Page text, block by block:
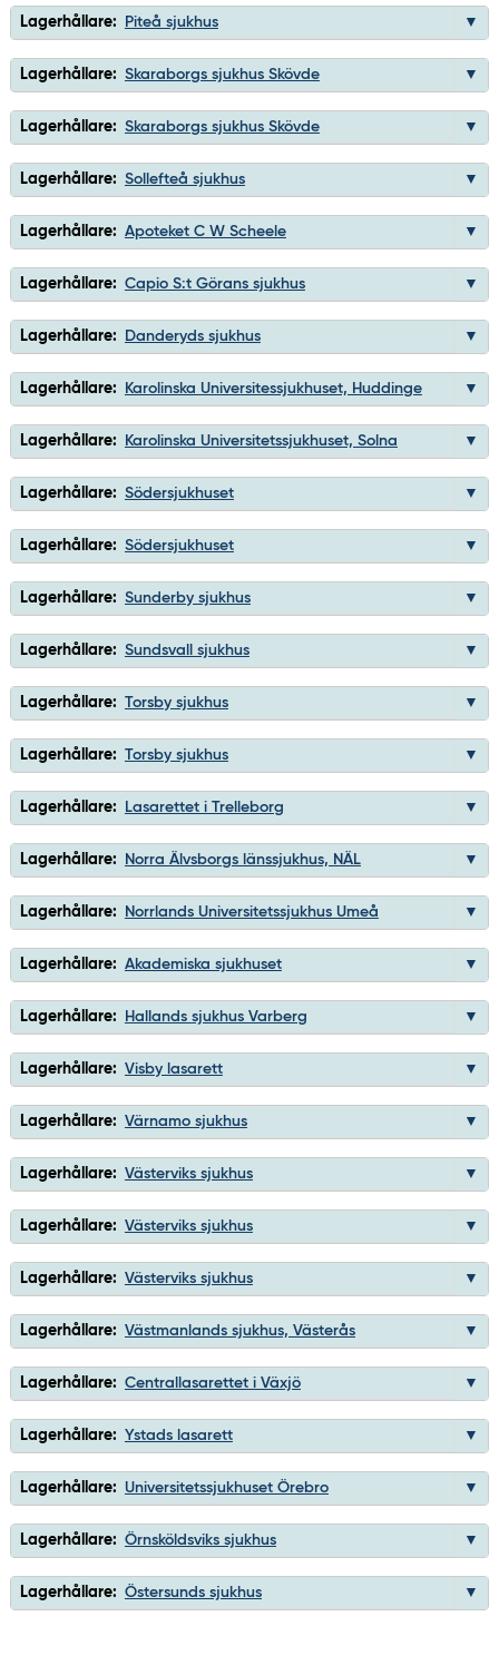
Lagerhållare: Piteå sjukhus
Lagerhållare: Skaraborgs sjukhus Skövde
Lagerhållare: Skaraborgs sjukhus Skövde
Lagerhållare: Sollefteå sjukhus
Lagerhållare: Apoteket C W Scheele
Lagerhållare: Capio S:t Görans sjukhus
Lagerhållare: Danderyds sjukhus
Lagerhållare: Karolinska Universitessjukhuset, Huddinge
Lagerhållare: Karolinska Universitetssjukhuset, Solna
Lagerhållare: Södersjukhuset
Lagerhållare: Södersjukhuset
Lagerhållare: Sunderby sjukhus
Lagerhållare: Sundsvall sjukhus
Lagerhållare: Torsby sjukhus
Lagerhållare: Torsby sjukhus
Lagerhållare: Lasarettet i Trelleborg
Lagerhållare: Norra Älvsborgs länssjukhus, NÄL
Lagerhållare: Norrlands Universitetssjukhus Umeå
Lagerhållare: Akademiska sjukhuset
Lagerhållare: Hallands sjukhus Varberg
Lagerhållare: Visby lasarett
Lagerhållare: Värnamo sjukhus
Lagerhållare: Västerviks sjukhus
Lagerhållare: Västerviks sjukhus
Lagerhållare: Västerviks sjukhus
Lagerhållare: Västmanlands sjukhus, Västerås
Lagerhållare: Centrallasarettet i Växjö
Lagerhållare: Ystads lasarett
Lagerhållare: Universitetssjukhuset Örebro
Lagerhållare: Örnsköldsviks sjukhus
Lagerhållare: Östersunds sjukhus